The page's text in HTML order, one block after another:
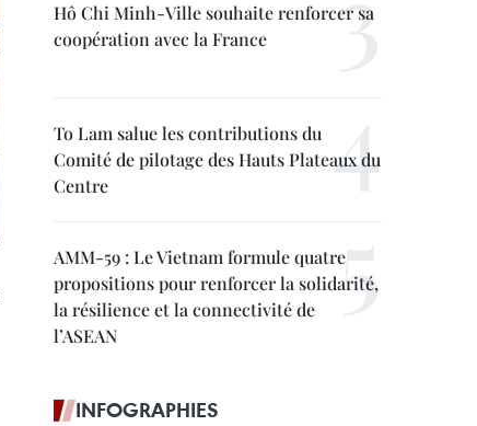
Hô Chi Minh-Ville souhaite renforcer sa
coopération avec la France
To Lam salue les contributions du
Comité de pilotage des Hauts Plateaux du
Centre
AMM-59 : Le Vietnam formule quatre
propositions pour renforcer la solidarité,
la résilience et la connectivité de
l’ASEAN
INFOGRAPHIES